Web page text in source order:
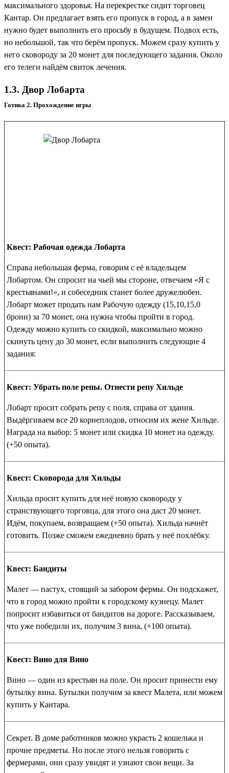
максимального здоровья. На перекрестке сидит торговец
Кантар. Он предлагает взять его пропуск в город, а в замен
нужно будет выполнить его просьбу в будущем. Подвох есть,
но небольшой, так что берём пропуск. Можем сразу купить у
него сковороду за 20 монет для последующего задания. Около
его телеги найдём свиток лечения.
1.3. Двор Лобарта
Готика 2. Прохождение игры
Квест: Рабочая одежда Лобарта
Справа небольшая ферма, говорим с её владельцем
Лобартом. Он спросит на чьей мы стороне, отвечаем «Я с
крестьянами!», и собеседник станет более дружелюбен.
Лобарт может продать нам Рабочую одежду (15,10,15,0
брони) за 70 монет, она нужна чтобы пройти в город.
Одежду можно купить со скидкой, максимально можно
скинуть цену до 30 монет, если выполнить следующие 4
задания:
Квест: Убрать поле репы. Отнести репу Хильде
Лобарт просит собрать репу с поля, справа от здания.
Выдёргиваем все 20 корнеплодов, относим их жене Хильде.
Награда на выбор: 5 монет или скидка 10 монет на одежду.
(+50 опыта).
Квест: Сковорода для Хильды
Хильда просит купить для неё новую сковороду у
странствующего торговца, для этого она даст 20 монет.
Идём, покупаем, возвращаем (+50 опыта). Хильда начнёт
готовить. Позже сможем ежедневно брать у неё похлёбку.
Квест: Бандиты
Малет — пастух, стоящий за забором фермы. Он подскажет,
что в город можно пройти к городскому кузнецу. Малет
попросит избавиться от бандитов на дороге. Рассказываем,
что уже победили их, получим 3 вина, (+100 опыта).
Квест: Вино для Вино
Вино — один из крестьян на поле. Он просит принести ему
бутылку вина. Бутылки получим за квест Малета, или можем
купить у Кантара.
Секрет. В доме работников можно украсть 2 кошелька и
прочие предметы. Но после этого нельзя говорить с
фермерами, они сразу увидят и узнают свои вещи. За